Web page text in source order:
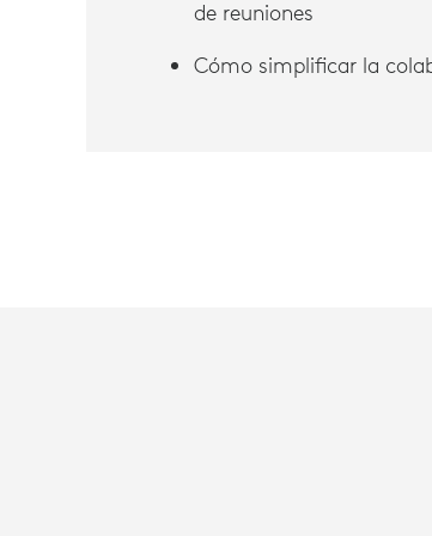
de reuniones
Cómo simplificar la